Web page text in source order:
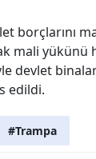
borçlarını
mali yükünü
devlet
edildi.
#Trampa